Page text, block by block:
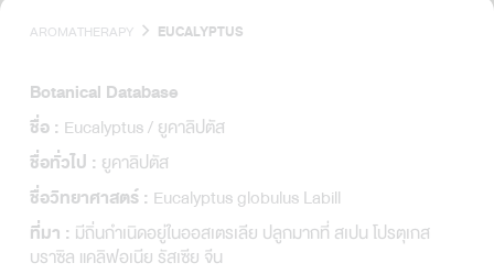
AROMATHERAPY EUCALYPTUS
Botanical Database
ชื่อ : Eucalyptus / ยูคาลิปตัส
ชื่อทั่วไป : ยูคาลิปตัส
ชื่อวิทยาศาสตร์ : Eucalyptus globulus Labill
ที่มา : มีถิ่นกำเนิดอยู่ในออสเตรเลีย ปลูกมากที่ สเปน โปรตุเกส
บราซิล แคลิฟอเนีย รัสเซีย จีน